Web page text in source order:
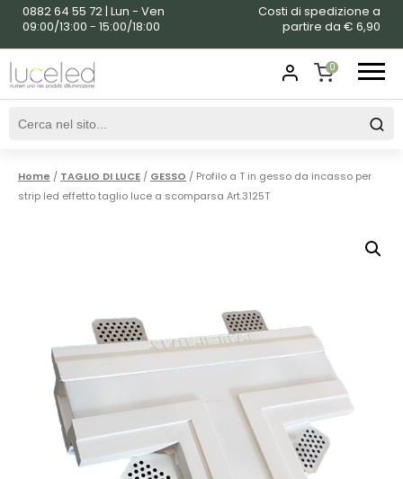
0882 64 55 72 | Lun - Ven
09:00/13:00 - 15:00/18:00
Costi di spedizione a
partire da € 6,90
0
SHOPPING
Home / TAGLIO DI LUCE / GESSO / Profilo a T in gesso da incasso per
strip led effetto taglio luce a scomparsa Art.3125T